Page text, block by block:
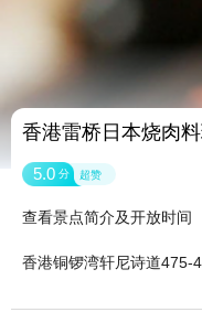
香港雷桥日本烧肉
5.0 分 超赞
查看景点简介及开放时间
香港铜锣湾轩尼诗道475-